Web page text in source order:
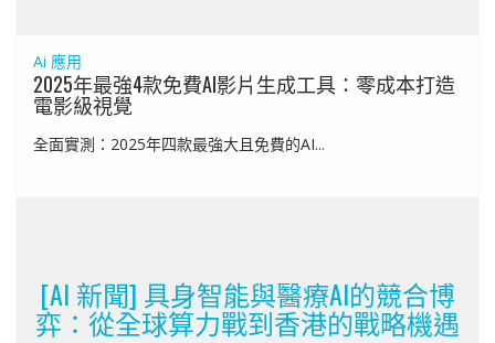
Ai 應用
2025年最強4款免費AI影片生成工具：零成本打造
電影級視覺
全面實測：2025年四款最強大且免費的AI...
[AI 新聞] 具身智能與醫療AI的競合博
弈：從全球算力戰到香港的戰略機遇